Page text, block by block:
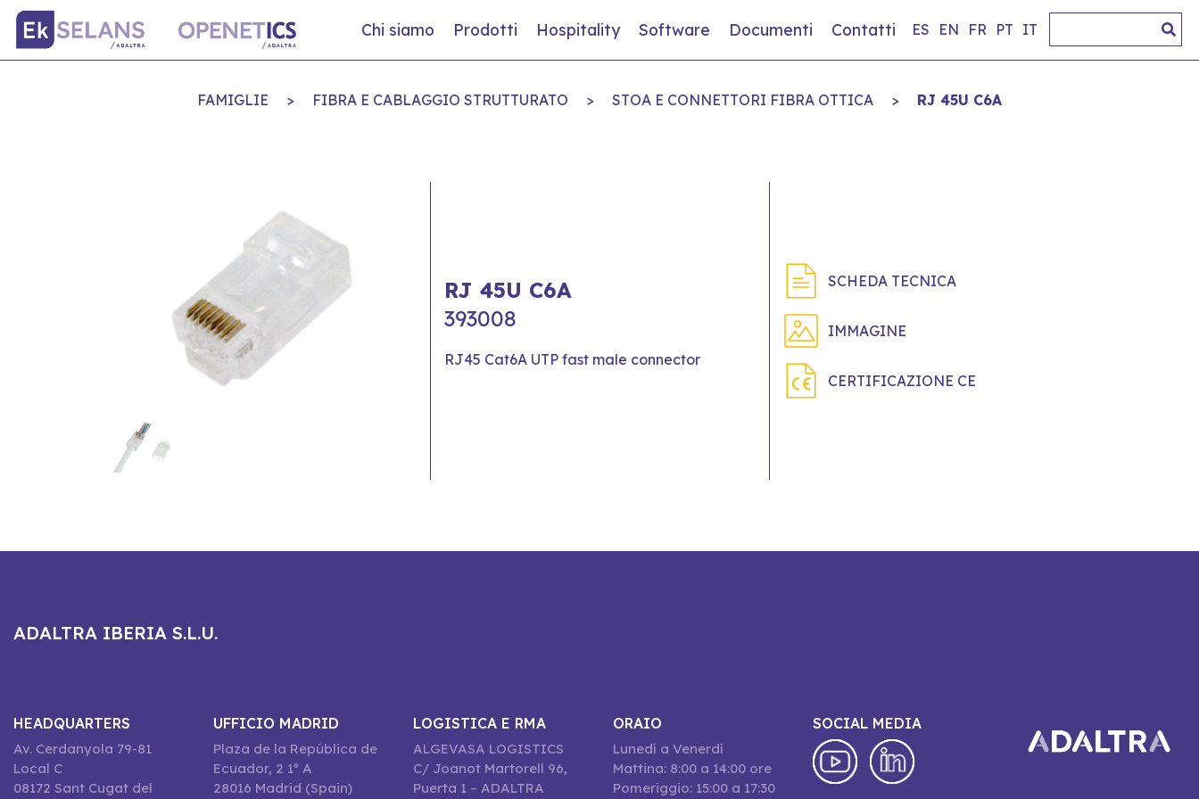
Chi siamo Prodotti Hospitality Software Documenti Contatti ES EN FR PT IT
FAMIGLIE > FIBRA E CABLAGGIO STRUTTURATO > STOA E CONNETTORI FIBRA OTTICA > RJ 45U C6A
RJ 45U C6A
393008
RJ45 Cat6A UTP fast male connector
SCHEDA TECNICA
IMMAGINE
CERTIFICAZIONE CE
ADALTRA IBERIA S.L.U.
HEADQUARTERS
Av. Cerdanyola 79-81
Local C
08172 Sant Cugat del
UFFICIO MADRID
Plaza de la República de
Ecuador, 2 1º A
28016 Madrid (Spain)
LOGISTICA E RMA
ALGEVASA LOGISTICS
C/ Joanot Martorell 96,
Puerta 1 – ADALTRA
ORAIO
Lunedí a Venerdí
Mattina: 8:00 a 14:00 ore
Pomeriggio: 15:00 a 17:30
SOCIAL MEDIA